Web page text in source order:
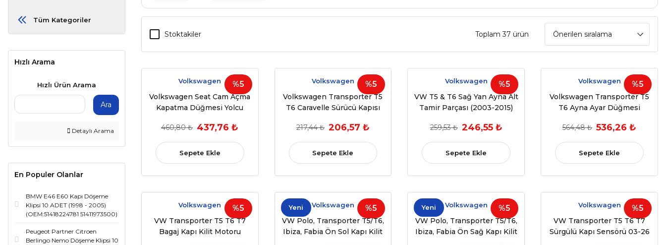
Tüm Kategoriler
Hızlı Arama
Hızlı Ürün Arama
Ara
Detaylı Arama
En Populer Olanlar
BMW E46 E60 Kapı Döşeme
Klipsi 10 ADET (1998 - 2005)
(OEM:51418224781 51411973500)
Peugeot Partner Citroen
Berlingo Nemo Döşeme Klipsi 10
Stoktakiler Toplam 37 ürün
%5
Volkswagen
Volkswagen Seat Cam Açma
Kapatma Düğmesi Yolcu
460,80 ₺ 437,76 ₺
Sepete Ekle
%5
Volkswagen
Volkswagen Transporter T5
T6 Caravelle Sürücü Kapısı
Anahtarı (2003-2016) - (OEM:
7E0959855A)
217,44 ₺ 206,57 ₺
Sepete Ekle
%5
Volkswagen
VW T5 & T6 Sağ Yan Ayna Alt
Tamir Parçası (2003-2015)
259,53 ₺ 246,55 ₺
Sepete Ekle
%5
Volkswagen
Volkswagen Transporter T5
T6 Ayna Ayar Düğmesi
564,48 ₺ 536,26 ₺
Sepete Ekle
%5
Volkswagen
VW Transporter T5 T6 T7
Bagaj Kapı Kilit Motoru
%5
Yeni Volkswagen
VW Polo, Transporter T5/T6,
Ibiza, Fabia Ön Sol Kapı Kilit
%5
Yeni Volkswagen
VW Polo, Transporter T5/T6,
Ibiza, Fabia Ön Sağ Kapı Kilit
%5
Volkswagen
VW Transporter T5 T6 T7
Sürgülü Kapı Sensörü 03-26